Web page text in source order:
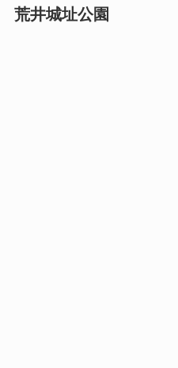
荒井城址公園